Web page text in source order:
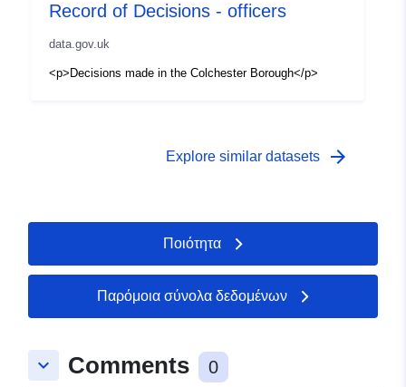
Record of Decisions - officers
data.gov.uk
<p>Decisions made in the Colchester Borough</p>
Explore similar datasets arrow_forward
Ποιότητα
Παρόμοια σύνολα δεδομένων
keyboard_arrow_down Comments 0